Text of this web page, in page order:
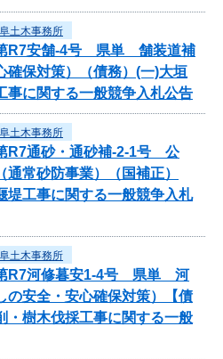
土木事務所
第R7安舗-4号 県単 舗装道補
確保対策）（債務）(一)大垣
に関する一般競争入札公告
土木事務所
R7通砂・通砂補-2-1号 公
常砂防事業）（国補正）
堤工事に関する一般競争入札
土木事務所
第R7河修暮安1-4号 県単 河
の安全・安心確保対策）【債
樹木伐採工事に関する一般